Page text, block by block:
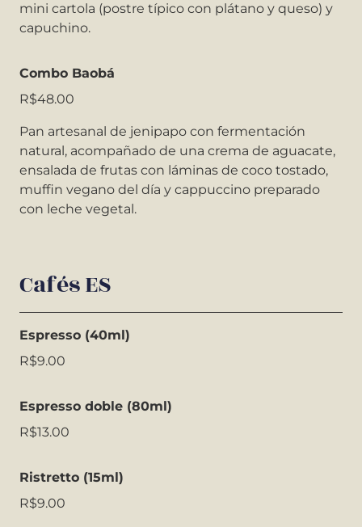
mini cartola (postre típico con plátano y queso) y
capuchino.
Combo Baobá
R$48.00
Pan artesanal de jenipapo con fermentación
natural, acompañado de una crema de aguacate,
ensalada de frutas con láminas de coco tostado,
muffin vegano del día y cappuccino preparado
con leche vegetal.
Cafés ES
Espresso (40ml)
R$9.00
Espresso doble (80ml)
R$13.00
Ristretto (15ml)
R$9.00